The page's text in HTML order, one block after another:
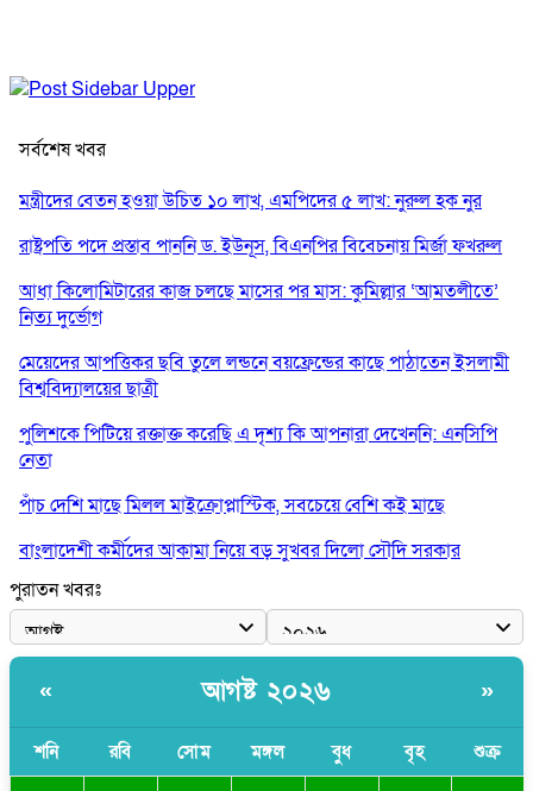
সর্বশেষ খবর
মন্ত্রীদের বেতন হওয়া উচিত ১০ লাখ, এমপিদের ৫ লাখ: নুরুল হক নুর
রাষ্ট্রপতি পদে প্রস্তাব পাননি ড. ইউনূস, বিএনপির বিবেচনায় মির্জা ফখরুল
আধা কিলোমিটারের কাজ চলছে মাসের পর মাস: কুমিল্লার ‘আমতলীতে’
নিত্য দুর্ভোগ
মেয়েদের আপত্তিকর ছবি তুলে লন্ডনে বয়ফ্রেন্ডের কাছে পাঠাতেন ইসলামী
বিশ্ববিদ্যালয়ের ছাত্রী
পুলিশকে পিটিয়ে রক্তাক্ত করেছি এ দৃশ্য কি আপনারা দেখেননি: এনসিপি
নেতা
পাঁচ দেশি মাছে মিলল মাইক্রোপ্লাস্টিক, সবচেয়ে বেশি কই মাছে
বাংলাদেশী কর্মীদের আকামা নিয়ে বড় সুখবর দিলো সৌদি সরকার
ভারতের পূর্ব সীমান্তে এখন ‘আরেকটি পাকিস্তান’ গড়ে উঠেছে: সজীব
ওয়াজেদ জয়
যে ডকুমেন্টারিতে আবু সাঈদের ছবি নেই, সেটা কোনো ডকুমেন্টারি নয়:
ভারপ্রাপ্ত রাষ্ট্রপতি
পুরাতন খবরঃ
« আগষ্ট ২০২৬ »
শনি রবি সোম মঙ্গল বুধ বৃহ শুক্র